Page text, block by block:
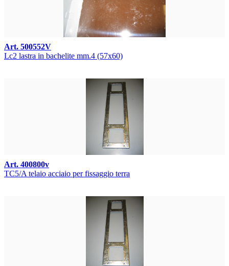
Art. 500552V
Lc2 lastra in bachelite mm.4 (57x60)
Art. 400800v
TC5/A telaio acciaio per fissaggio terra